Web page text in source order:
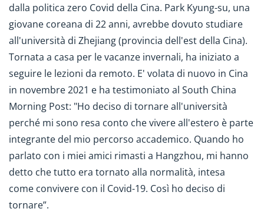
dalla politica zero Covid della Cina. Park Kyung-su, una
giovane coreana di 22 anni, avrebbe dovuto studiare
all'università di Zhejiang (provincia dell'est della Cina).
Tornata a casa per le vacanze invernali, ha iniziato a
seguire le lezioni da remoto. E' volata di nuovo in Cina
in novembre 2021 e ha testimoniato al South China
Morning Post: "Ho deciso di tornare all'università
perché mi sono resa conto che vivere all'estero è parte
integrante del mio percorso accademico. Quando ho
parlato con i miei amici rimasti a Hangzhou, mi hanno
detto che tutto era tornato alla normalità, intesa
come convivere con il Covid-19. Così ho deciso di
tornare”.